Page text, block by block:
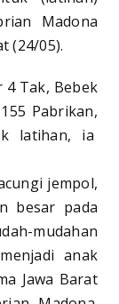
Madona
(24/05).
4 Tak, Bebek
Pabrikan,
latihan, ia
jempol,
besar pada
mudahan
anak
Jawa Barat